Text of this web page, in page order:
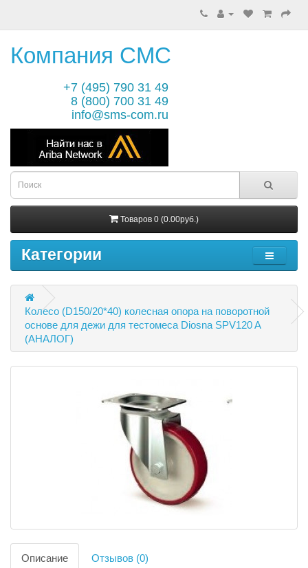
Компания СМС
+7 (495) 790 31 49
8 (800) 700 31 49
info@sms-com.ru
Товаров 0 (0.00руб.)
Категории
Колесо (D150/20*40) колесная опора на поворотной
основе для дежи для тестомеса Diosna SPV120 A
(АНАЛОГ)
Описание Отзывов (0)